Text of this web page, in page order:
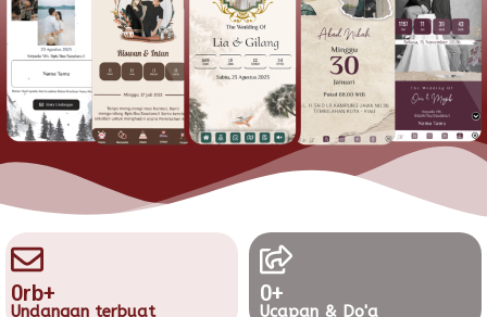
0rb+
Undangan terbuat
0+
Ucapan & Do'a